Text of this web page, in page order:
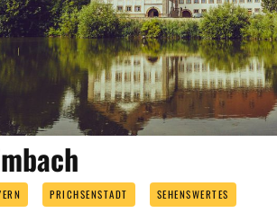
PRICHSENSTADT SEHENSWERTES